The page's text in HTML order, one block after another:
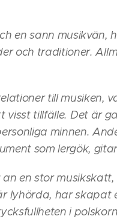
en sann musikvän,
och traditioner.
till musiken,
visst tillfälle. Det är
minnen.
som lergök,
en stor
lyhörda, har skapat
i